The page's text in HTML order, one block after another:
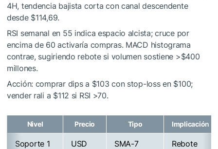
4H, tendencia bajista corta con canal descendente
desde $114,69.
RSI semanal en 55 indica espacio alcista; cruce por
encima de 60 activaría compras. MACD histograma
contrae, sugiriendo rebote si volumen sostiene >$400
millones.
Acción: comprar dips a $103 con stop-loss en $100;
vender rali a $112 si RSI >70.
Nivel Precio Tipo Implicación
Soporte 1
USD
SMA-7
Rebote